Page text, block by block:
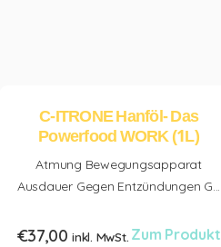
C-ITRONE Hanföl- Das
Powerfood WORK (1L)
Atmung Bewegungsapparat
Ausdauer Gegen Entzündungen G...
€37,00 inkl. MwSt. Zum Produkt